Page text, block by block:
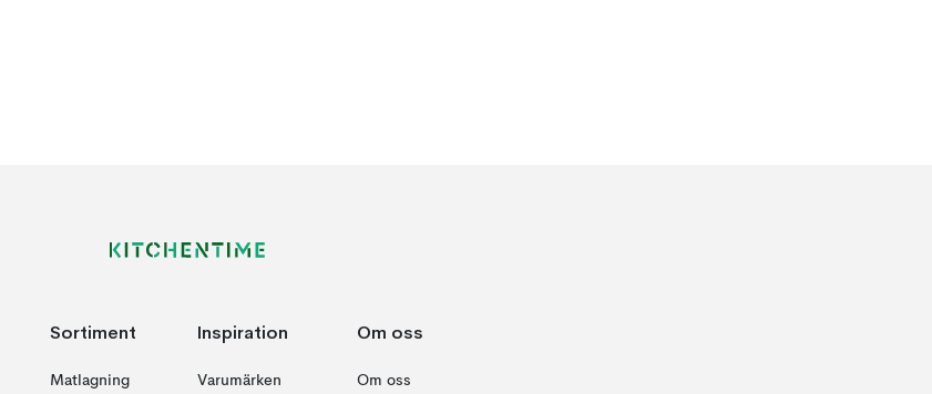
Sortiment
Matlagning
Inspiration
Varumärken
Om oss
Om oss